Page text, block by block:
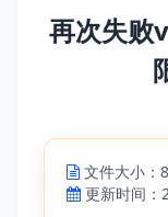
再次失败
文件大小：
更新时间：